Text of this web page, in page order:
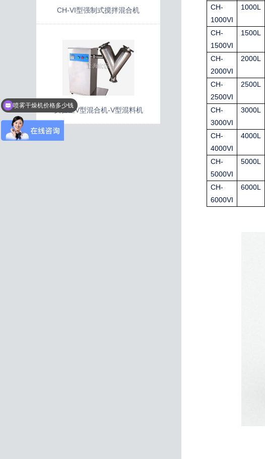
CH-VI型强制式搅拌混合机
实验室V型混合机-V型混料机
CH-
1000VI
1000L
CH-
1500VI
1500L
CH-
2000VI
2000L
CH-
2500VI
2500L
CH-
3000VI
3000L
CH-
4000VI
4000L
CH-
5000VI
5000L
CH-
6000VI
6000L
喷雾干燥机价格多少钱